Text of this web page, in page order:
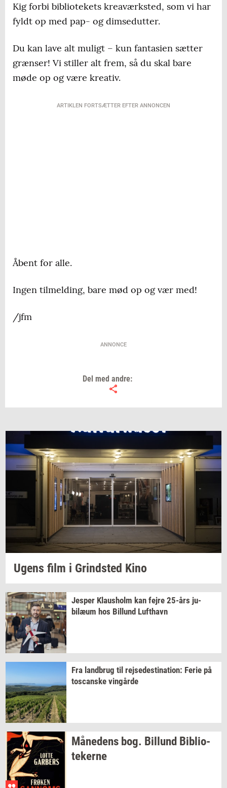
Kig forbi bibliotekets kreaværksted, som vi har
fyldt op med pap- og dimsedutter.
Du kan lave alt muligt – kun fantasien sætter
grænser! Vi stiller alt frem, så du skal bare
møde op og være kreativ.
ARTIKLEN FORTSÆTTER EFTER ANNONCEN
Åbent for alle.
Ingen tilmelding, bare mød op og vær med!
/jfm
ANNONCE
Del med andre:
Ugens film i Grind­sted Kino
Jes­per Klaus­holm kan fejre 25-års ju­
bilæum hos Bil­lund Luft­havn
Fra land­brug til rej­se­desti­na­tion: Ferie på
toscan­ske vin­går­de
Må­ne­dens bog. Bil­lund Bi­bli­o­
te­ker­ne